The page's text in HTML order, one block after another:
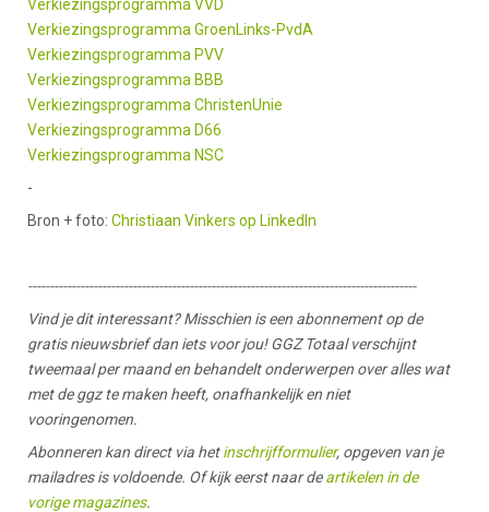
Verkiezingsprogramma VVD
Verkiezingsprogramma GroenLinks-PvdA
Verkiezingsprogramma PVV
Verkiezingsprogramma BBB
Verkiezingsprogramma ChristenUnie
Verkiezingsprogramma D66
Verkiezingsprogramma NSC
-
Bron + foto: Christiaan Vinkers op LinkedIn
-----------------------------------------------------------------------------------------
Vind je dit interessant? Misschien is een abonnement op de
gratis nieuwsbrief dan iets voor jou! GGZ Totaal verschijnt
tweemaal per maand en behandelt onderwerpen over alles wat
met de ggz te maken heeft, onafhankelijk en niet
vooringenomen.
Abonneren kan direct via hetinschrijfformulier, opgeven van je
mailadres is voldoende. Of kijk eerst naar deartikelen in de
vorige magazines.